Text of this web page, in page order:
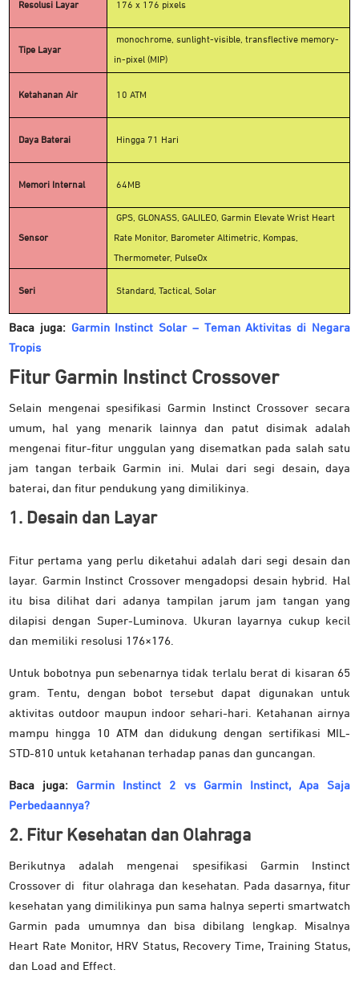
Resolusi Layar 176 x 176 pixels
Tipe Layar
monochrome, sunlight-visible, transflective memory-
in-pixel (MIP)
Ketahanan Air 10 ATM
Daya Baterai Hingga 71 Hari
Memori Internal 64MB
Sensor
GPS, GLONASS, GALILEO, Garmin Elevate Wrist Heart
Rate Monitor, Barometer Altimetric, Kompas,
Thermometer, PulseOx
Seri Standard, Tactical, Solar
Baca juga: Garmin Instinct Solar – Teman Aktivitas di Negara
Tropis
Fitur Garmin Instinct Crossover
Selain mengenai spesifikasi Garmin Instinct Crossover secara
umum, hal yang menarik lainnya dan patut disimak adalah
mengenai fitur-fitur unggulan yang disematkan pada salah satu
jam tangan terbaik Garmin ini. Mulai dari segi desain, daya
baterai, dan fitur pendukung yang dimilikinya.
1. Desain dan Layar
Fitur pertama yang perlu diketahui adalah dari segi desain dan
layar. Garmin Instinct Crossover mengadopsi desain hybrid. Hal
itu bisa dilihat dari adanya tampilan jarum jam tangan yang
dilapisi dengan Super-Luminova. Ukuran layarnya cukup kecil
dan memiliki resolusi 176×176.
Untuk bobotnya pun sebenarnya tidak terlalu berat di kisaran 65
gram. Tentu, dengan bobot tersebut dapat digunakan untuk
aktivitas outdoor maupun indoor sehari-hari. Ketahanan airnya
mampu hingga 10 ATM dan didukung dengan sertifikasi MIL-
STD-810 untuk ketahanan terhadap panas dan guncangan.
Baca juga: Garmin Instinct 2 vs Garmin Instinct, Apa Saja
Perbedaannya?
2. Fitur Kesehatan dan Olahraga
Berikutnya adalah mengenai spesifikasi Garmin Instinct
Crossover di fitur olahraga dan kesehatan. Pada dasarnya, fitur
kesehatan yang dimilikinya pun sama halnya seperti smartwatch
Garmin pada umumnya dan bisa dibilang lengkap. Misalnya
Heart Rate Monitor, HRV Status, Recovery Time, Training Status,
dan Load and Effect.